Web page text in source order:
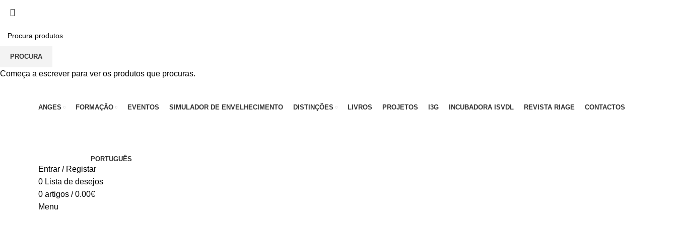
ANGES FORMAÇÃO EVENTOS SIMULADOR DE ENVELHECIMENTO DISTINÇÕES LIVROS PROJETOS I3G INCUBADORA ISVDL REVISTA RIAGE CONTACTOS
PORTUGUÊS
Entrar / Registar
0 Lista de desejos
0 artigos / 0.00€
Menu
PROCURA
Começa a escrever para ver os produtos que procuras.